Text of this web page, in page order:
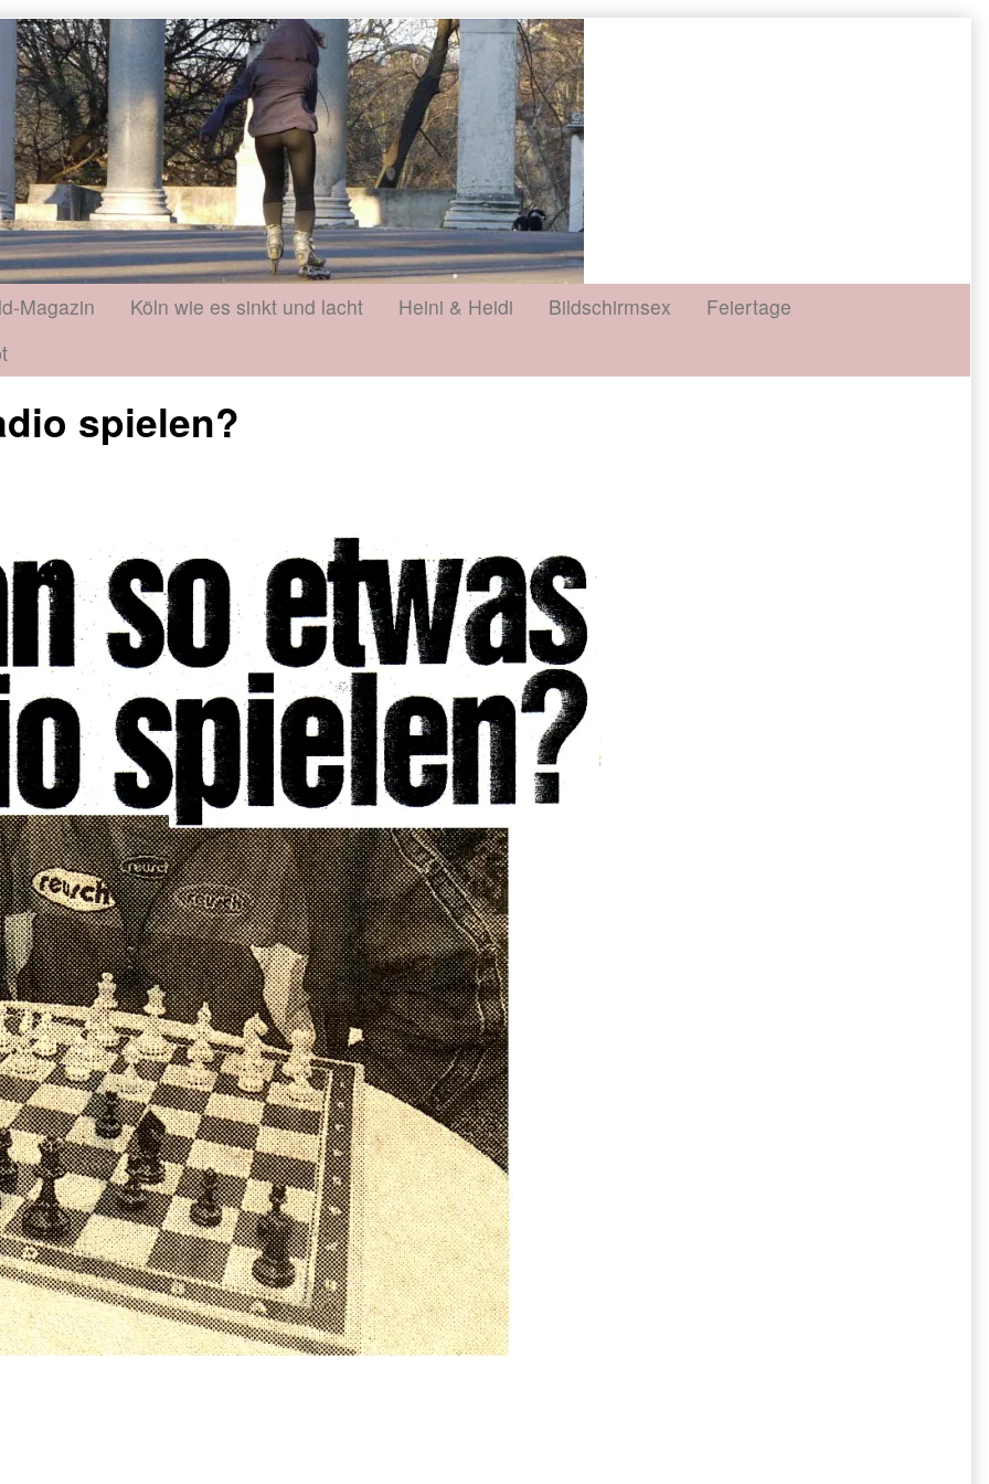
Magazin Köln wie es sinkt und lacht Heini & Heidi Bildschirmsex
Feiertage
spielen?